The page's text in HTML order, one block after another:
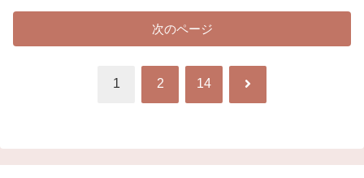
次のページ
1 2 14 次